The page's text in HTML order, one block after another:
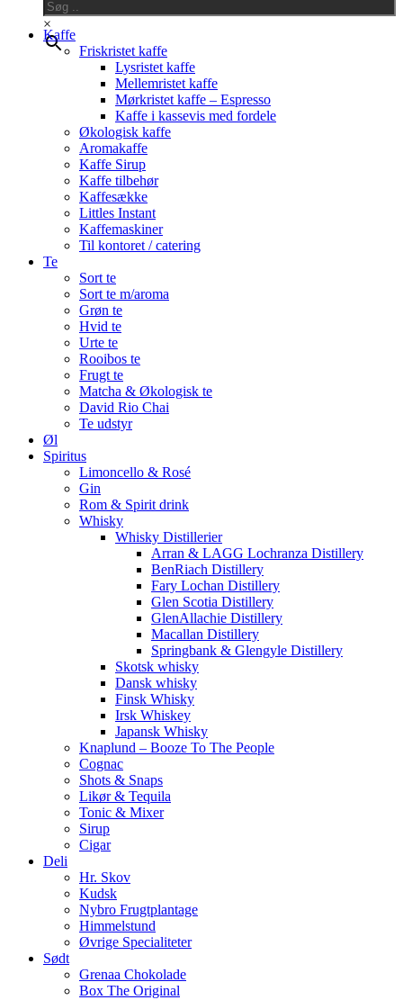
×
Kaffe
Friskristet kaffe
Lysristet kaffe
Mellemristet kaffe
Mørkristet kaffe – Espresso
Kaffe i kassevis med fordele
Økologisk kaffe
Aromakaffe
Kaffe Sirup
Kaffe tilbehør
Kaffesække
Littles Instant
Kaffemaskiner
Til kontoret / catering
Te
Sort te
Sort te m/aroma
Grøn te
Hvid te
Urte te
Rooibos te
Frugt te
Matcha & Økologisk te
David Rio Chai
Te udstyr
Øl
Spiritus
Limoncello & Rosé
Gin
Rom & Spirit drink
Whisky
Whisky Distillerier
Arran & LAGG Lochranza Distillery
BenRiach Distillery
Fary Lochan Distillery
Glen Scotia Distillery
GlenAllachie Distillery
Macallan Distillery
Springbank & Glengyle Distillery
Skotsk whisky
Dansk whisky
Finsk Whisky
Irsk Whiskey
Japansk Whisky
Knaplund – Booze To The People
Cognac
Shots & Snaps
Likør & Tequila
Tonic & Mixer
Sirup
Cigar
Deli
Hr. Skov
Kudsk
Nybro Frugtplantage
Himmelstund
Øvrige Specialiteter
Sødt
Grenaa Chokolade
Box The Original